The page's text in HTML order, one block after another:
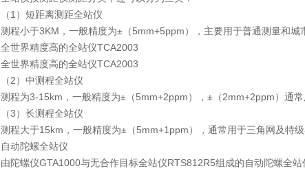
（1）短距离测距全站仪
测程小于3KM，一般精度为±（5mm+5ppm），主要用于普通测量和城
全世界精度高的全站仪TCA2003
全世界精度高的全站仪TCA2003
（2）中测程全站仪
测程为3-15km，一般精度为±（5mm+2ppm），±（2mm+2ppm）通常
（3）长测程全站仪
测程大于15km，一般精度为±（5mm+1ppm），通常用于三角网及特级
自动陀螺全站仪
由陀螺仪GTA1000与无合作目标全站仪RTS812R5组成的自动陀螺全